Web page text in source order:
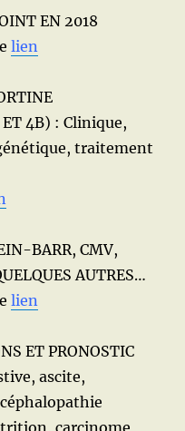
EN 2018
lien
ET 4B) : Clinique,
traitement
BARR, CMV,
AUTRES…
lien
ET PRONOSTIC
ascite,
carcinome